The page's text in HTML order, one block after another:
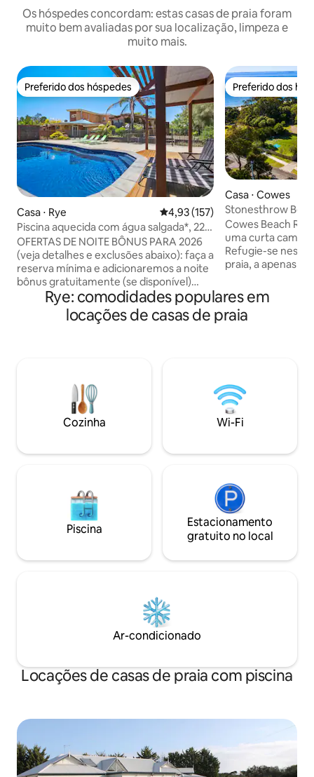
Os hóspedes concordam: estas casas de praia foram
muito bem avaliadas por sua localização, limpeza e
muito mais.
Preferido dos hóspedes
Preferido dos hóspedes
Casa ⋅ Rye 4,93 de uma avaliação média de
4,93 (157)
Piscina aquecida com água salgada*, 22
hóspedes - noites BÔNUS
OFERTAS DE NOITE BÔNUS PARA 2026
(veja detalhes e exclusões abaixo): faça a
reserva mínima e adicionaremos a noite
bônus gratuitamente (se disponível)
Saltwater Villa - um verdadeiro deleite
do artista costeiro - perfeito para
grandes grupos pequenos - Desfrute da
orgulhosamente nossas propriedades
em nosso site SALTWATER STAY.z
(Procure-nos para economizar) - todas
as consultas são bem-vindas - nossas 7
qualquer orçamento!
Preferido dos
Preferido dos
Casa ⋅ Cowes
Stonesthrow
da Praia•
Cowes Beach
uma curta
Refugie-se nesta
praia, a apenas
lojas, cafés e
Desfrute da sala
aberto, de uma
seguros fora da
famílias ou casais. Perto do Desfile dos
Pinguins,
selvagem, é o
Rye: comodidades populares em
locações de casas de praia
Cozinha Wi-Fi
Piscina
Estacionamento
gratuito no local
Ar-condicionado
Locações de casas de praia com piscina